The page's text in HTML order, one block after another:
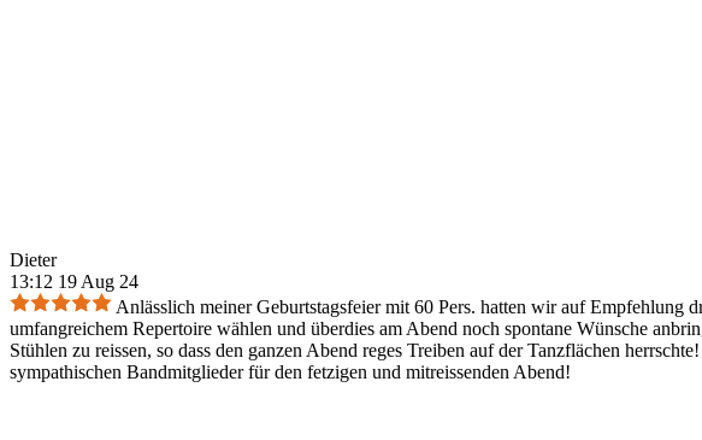
Dieter
13:12 19 Aug 24
Anlässlich meiner Geburtstagsfeier mit 60 Pers. hatten wir auf
umfangreichem Repertoire wählen und überdies am Abend noch spontane Wünsche
Stühlen zu reissen, so dass den ganzen Abend reges Treiben auf der Tanzflächen
sympathischen Bandmitglieder für den fetzigen und mitreissenden Abend!